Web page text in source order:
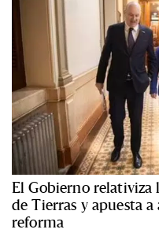
El Gobierno relativiza
de Tierras y apuesta
reforma